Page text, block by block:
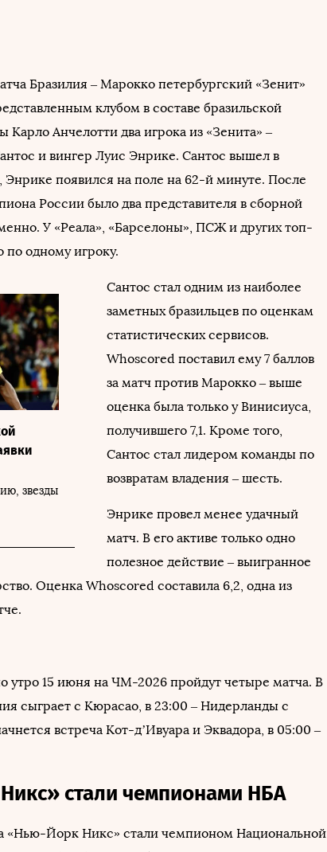
Бразилия – Марокко петербургский «Зенит»
клубом в составе бразильской
Карло Анчелотти два игрока из «Зенита» –
и вингер Луис Энрике. Сантос вышел в
Энрике появился на поле на 62-й минуте. После
России было два представителя в сборной
У «Реала», «Барселоны», ПСЖ и других топ-
по одному игроку.
звезды
Сантос стал одним из наиболее
заметных бразильцев по оценкам
статистических сервисов.
Whoscored поставил ему 7 баллов
за матч против Марокко – выше
оценка была только у Винисиуса,
получившего 7,1. Кроме того,
Сантос стал лидером команды по
возвратам владения – шесть.
Энрике провел менее удачный
матч. В его активе только одно
полезное действие – выигранное
Оценка Whoscored составила 6,2, одна из
утро 15 июня на ЧМ-2026 пройдут четыре матча. В
сыграет с Кюрасао, в 23:00 – Нидерланды с
встреча Кот-д’Ивуара и Эквадора, в 05:00 –
стали чемпионами НБА
«Нью-Йорк Никс» стали чемпионом Национальной